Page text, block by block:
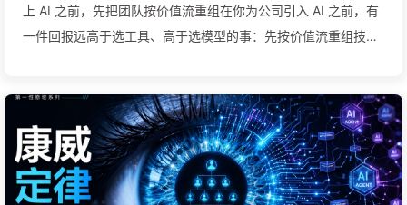
上 AI 之前，先把团队按价值流重组在你为公司引入 AI 之前，有
一件回报远高于选工具、高于选模型的事：先按价值流重组技术
在团队按技术层（前端、后端、算法、运维、安全）错切。一个
端到端的功能要跨四五个团队，每次交接都在掉东西：需求掉一
点，上下文掉一点，责任感掉一点。团队边界改对了，AI 才有放
大的土壤；边界不对，AI 只会在错的结构上加速制造债务。 这